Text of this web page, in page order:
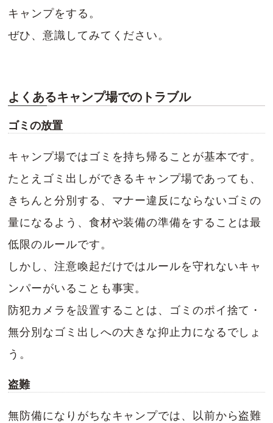
キャンプをする。
ぜひ、意識してみてください。
よくあるキャンプ場でのトラブル
ゴミの放置
キャンプ場ではゴミを持ち帰ることが基本です。
たとえゴミ出しができるキャンプ場であっても、
きちんと分別する、マナー違反にならないゴミの
量になるよう、食材や装備の準備をすることは最
低限のルールです。
しかし、注意喚起だけではルールを守れないキャ
ンパーがいることも事実。
防犯カメラを設置することは、ゴミのポイ捨て・
無分別なゴミ出しへの大きな抑止力になるでしょ
う。
盗難
無防備になりがちなキャンプでは、以前から盗難